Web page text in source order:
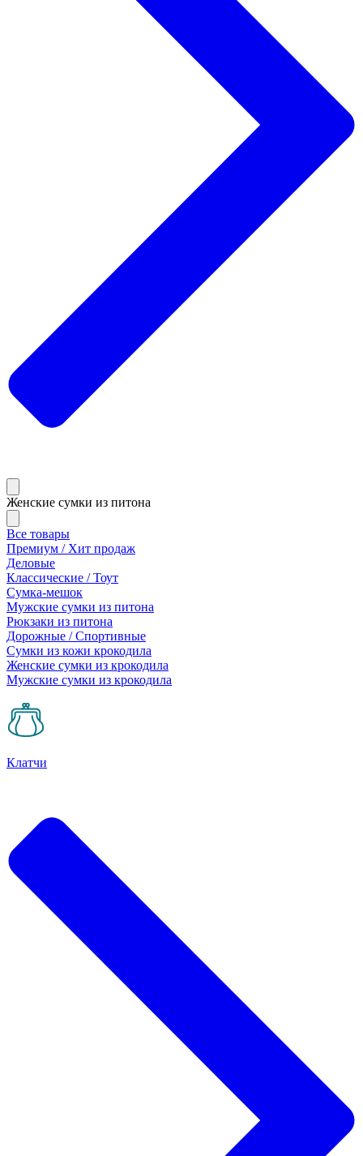
Женские сумки из питона
Все товары
Премиум / Хит продаж
Деловые
Классические / Тоут
Сумка-мешок
Мужские сумки из питона
Рюкзаки из питона
Дорожные / Спортивные
Сумки из кожи крокодила
Женские сумки из крокодила
Мужские сумки из крокодила
Клатчи